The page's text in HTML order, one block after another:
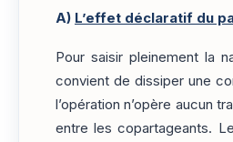
A) L’effet déclaratif du
Pour saisir pleinement la
convient de dissiper une
l’opération n’opère aucun
entre les copartageants.